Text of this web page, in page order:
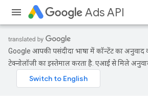
Ads API
Google आपकी पसंदीदा भाषा में कॉन्टेंट का
टेक्नोलॉजी का इस्तेमाल करता है. एआई से मिले